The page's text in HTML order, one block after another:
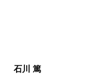
石川 篤